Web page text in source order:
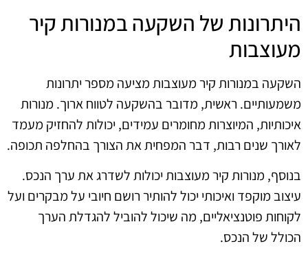
היתרונות של השקעה במנורות קיר
מעוצבות
השקעה במנורות קיר מעוצבות מציעה מספר יתרונות
משמעותיים. ראשית, מדובר בהשקעה לטווח ארוך. מנורות
איכותיות, המיוצרות מחומרים עמידים, יכולות להחזיק מעמד
לאורך שנים רבות, דבר המפחית את הצורך בהחלפה תכופה.
בנוסף, מנורות קיר מעוצבות יכולות לשדרג את ערך הנכס.
עיצוב מוקפד ואיכותי יכול להותיר רושם חיובי על מבקרים ועל
לקוחות פוטנציאליים, מה שיכול להוביל להגדלת הערך
הכולל של הנכס.